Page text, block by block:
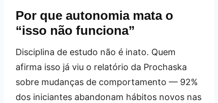
Por que autonomia mata o
“isso não funciona”
Disciplina de estudo não é inato. Quem
afirma isso já viu o relatório da Prochaska
sobre mudanças de comportamento — 92%
dos iniciantes abandonam hábitos novos nas